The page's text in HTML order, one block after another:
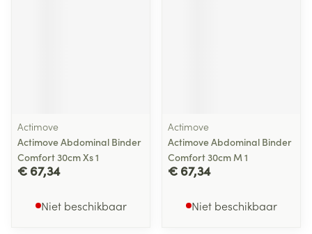
Actimove
Actimove Abdominal Binder
Comfort 30cm Xs 1
€ 67,34
Niet beschikbaar
Actimove
Actimove Abdominal Binder
Comfort 30cm M 1
€ 67,34
Niet beschikbaar